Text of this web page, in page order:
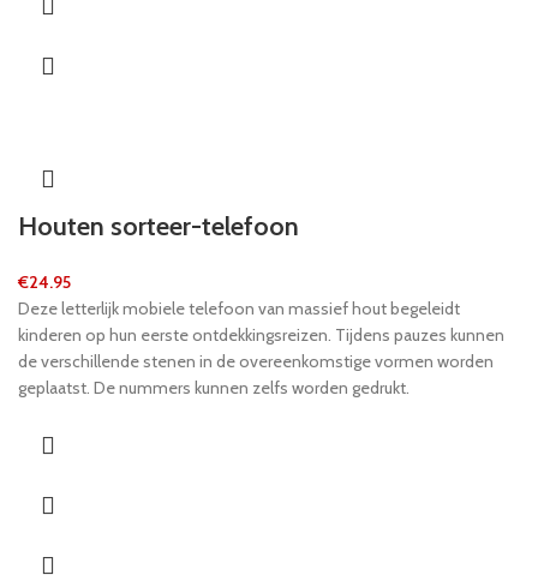
Houten sorteer-telefoon
€24.95
Deze letterlijk mobiele telefoon van massief hout begeleidt
kinderen op hun eerste ontdekkingsreizen. Tijdens pauzes kunnen
de verschillende stenen in de overeenkomstige vormen worden
geplaatst. De nummers kunnen zelfs worden gedrukt.